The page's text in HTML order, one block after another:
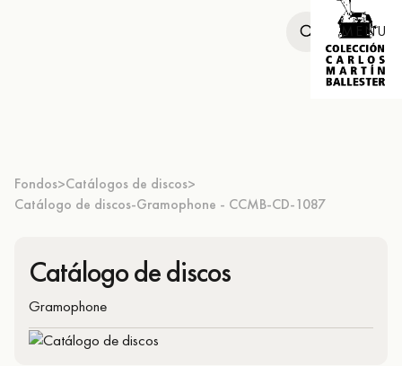
MENU
Fondos>Catálogos de discos>
Catálogo de discos-Gramophone - CCMB-CD-1087
Catálogo de discos
Gramophone